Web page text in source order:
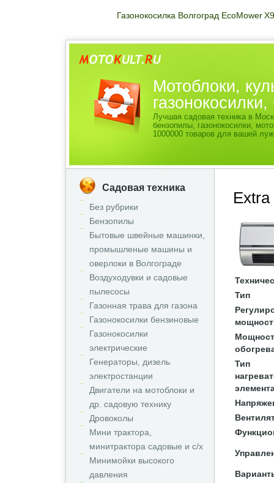
Газонокосилка Волгоград EcoMower X9
Мотоблоки,
Лучшая садовая техника в
бензопилы, газонокосилки,
1000000 товаров для вашей
Садовая техника
Без рубрики
Бензопилы
Бытовые швейные машинки,
промышленые машины и
оверлоки в Волгограде
Воздуходувки и садовые
пылесосы
Газонная трава для газона
Газонокосилки бензиновые
Газонокосилки
электрические
Генераторы, дизель
электростанции
Двигатели на мотоблоки и
др. садовую технику
Дровоколы
Мини трактора,
минитрактора садовые и с/х
Минимойки высокого
давления
Тип
Тип